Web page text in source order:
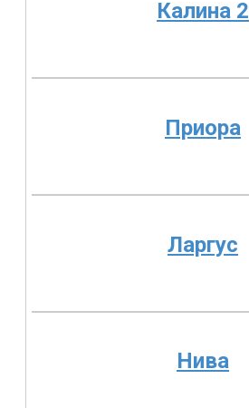
Калина 2
Приора
Ларгус
Нива